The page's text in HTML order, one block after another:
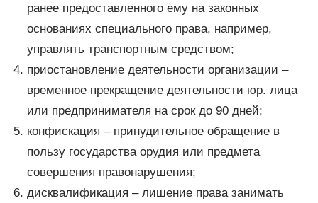
ранее предоставленного ему на законных
основаниях специального права, например,
управлять транспортным средством;
приостановление деятельности организации –
временное прекращение деятельности юр. лица
или предпринимателя на срок до 90 дней;
конфискация – принудительное обращение в
пользу государства орудия или предмета
совершения правонарушения;
дисквалификация – лишение права занимать